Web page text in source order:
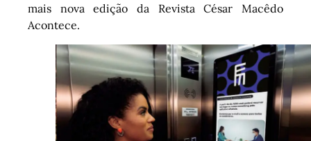
mais nova edição da Revista César Macêdo
Acontece.